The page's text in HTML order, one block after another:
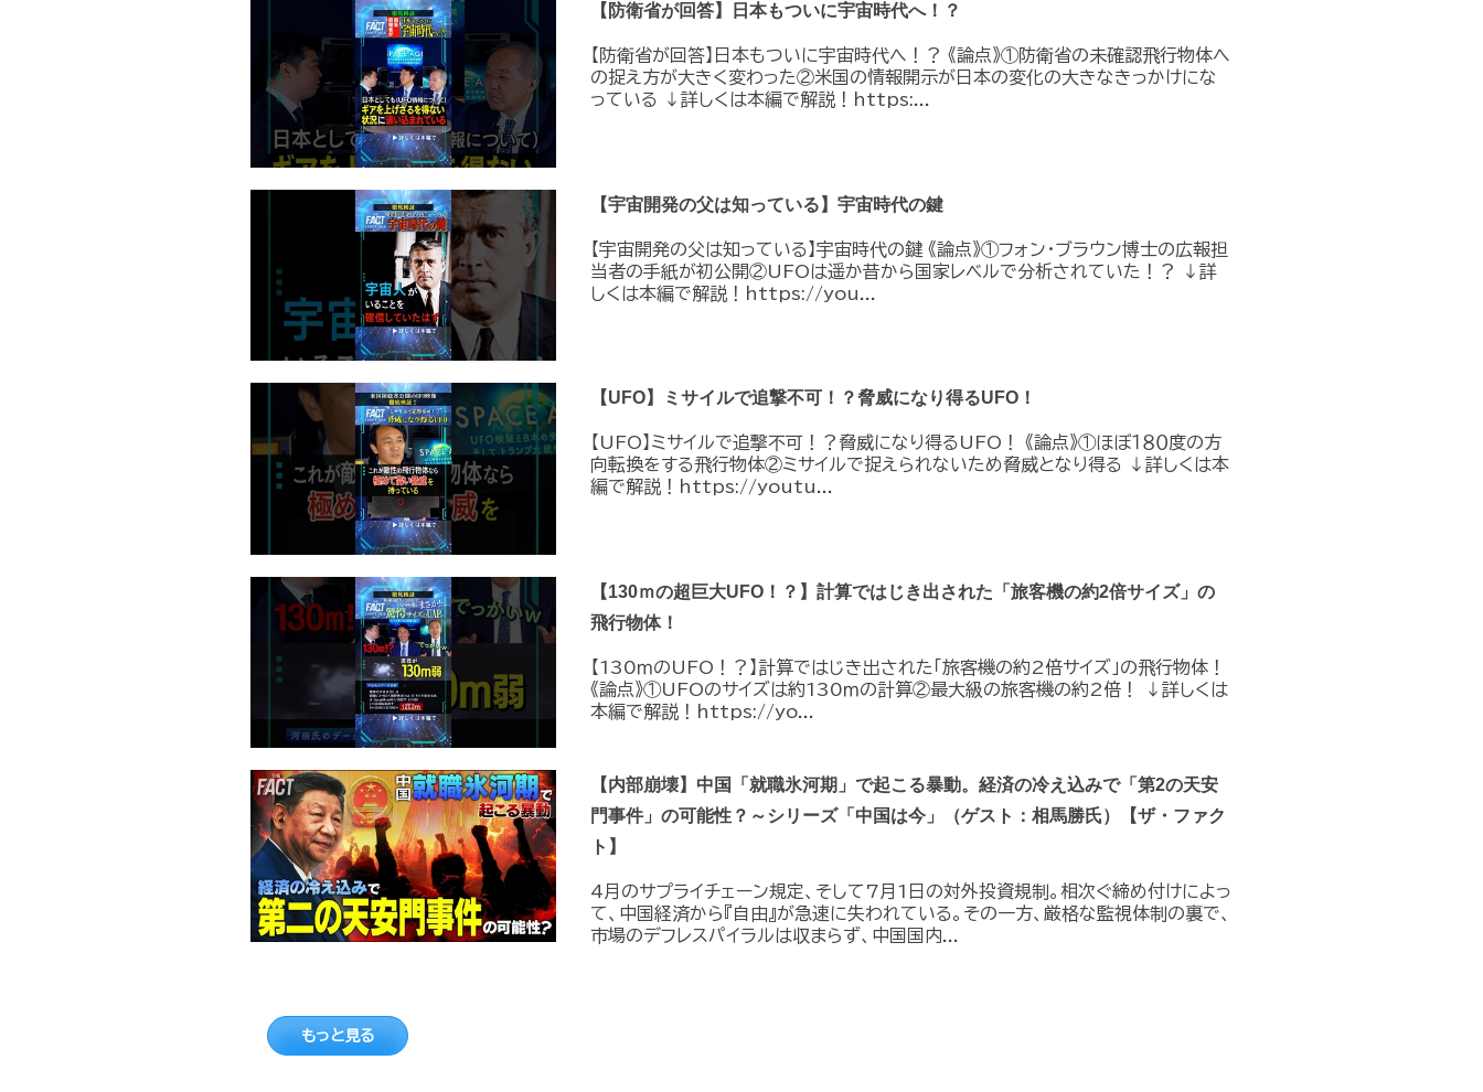
【防衛省が回答】日本もついに宇宙時代へ！？
【防衛省が回答】日本もついに宇宙時代へ！？ 《論点》①防衛省の未確認飛行物体へ
の捉え方が大きく変わった②米国の情報開示が日本の変化の大きなきっかけにな
っている ↓詳しくは本編で解説！https:...
【宇宙開発の父は知っている】宇宙時代の鍵
【宇宙開発の父は知っている】宇宙時代の鍵 《論点》①フォン・ブラウン博士の広報担
当者の手紙が初公開②UFOは遥か昔から国家レベルで分析されていた！？ ↓詳
しくは本編で解説！https://you...
【UFO】ミサイルで追撃不可！？脅威になり得るUFO！
【UFO】ミサイルで追撃不可！？脅威になり得るUFO！ 《論点》①ほぼ１８０度の方
向転換をする飛行物体②ミサイルで捉えられないため脅威となり得る ↓詳しくは本
編で解説！https://youtu...
【130ｍの超巨大UFO！？】計算ではじき出された「旅客機の約2倍サイズ」の
飛行物体！
【130ｍのUFO！？】計算ではじき出された「旅客機の約2倍サイズ」の飛行物体！
《論点》①UFOのサイズは約130ｍの計算②最大級の旅客機の約2倍！ ↓詳しくは
本編で解説！https://yo...
【内部崩壊】中国「就職氷河期」で起こる暴動。経済の冷え込みで「第2の天安
門事件」の可能性？～シリーズ「中国は今」（ゲスト：相馬勝氏）【ザ・ファク
ト】
4月のサプライチェーン規定、そして7月1日の対外投資規制。相次ぐ締め付けによっ
て、中国経済から『自由』が急速に失われている。その一方、厳格な監視体制の裏で、
市場のデフレスパイラルは収まらず、中国国内...
もっと見る